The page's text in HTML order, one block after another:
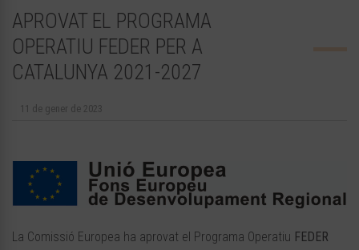
APROVAT EL PROGRAMA
OPERATIU FEDER PER A
CATALUNYA 2021-2027
11 de gener de 2023
La Comissió Europea ha aprovat el Programa Operatiu FEDER